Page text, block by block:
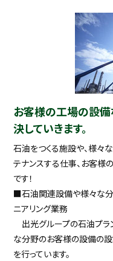
お客様の工場の設備
決していきます。
石油をつくる施設や、様々
テナンスする仕事、お客様
です！
■石油関連設備や様々な分
ニアリング業務
出光グループの石油プラ
な分野のお客様の設備の設
を行っています。